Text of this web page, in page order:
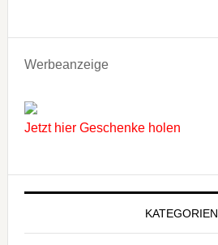
Werbeanzeige
Jetzt hier Geschenke holen
KATEGORIEN